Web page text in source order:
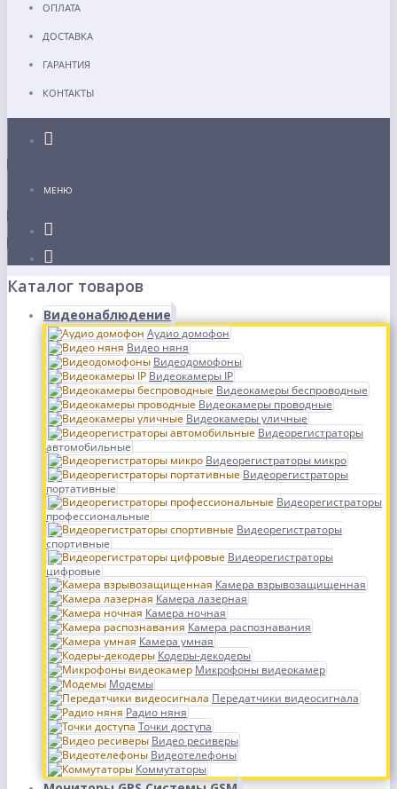
ОПЛАТА
ДОСТАВКА
ГАРАНТИЯ
КОНТАКТЫ
МЕНЮ
Каталог товаров
Видеонаблюдение
Аудио домофон
Видео няня
Видеодомофоны
Видеокамеры IP
Видеокамеры беспроводные
Видеокамеры проводные
Видеокамеры уличные
Видеорегистраторы
автомобильные
Видеорегистраторы микро
Видеорегистраторы
портативные
Видеорегистраторы
профессиональные
Видеорегистраторы
спортивные
Видеорегистраторы
цифровые
Камера взрывозащищенная
Камера лазерная
Камера ночная
Камера распознавания
Камера умная
Кодеры-декодеры
Микрофоны видеокамер
Модемы
Передатчики видеосигнала
Радио няня
Точки доступа
Видео ресиверы
Видеотелефоны
Коммутаторы